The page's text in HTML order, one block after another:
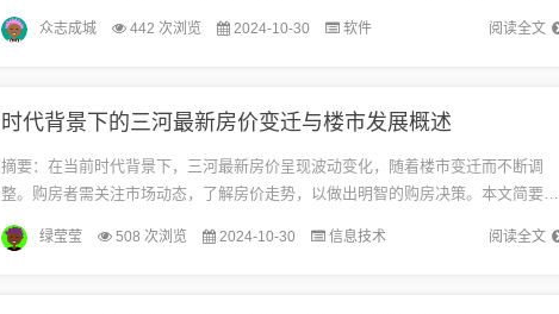
程加速，安陆房地产市场持续繁荣，房价上涨动力不减。关注市场动态和最新房
价...
阅读全文
众志成城 442 次浏览 2024-10-30 软件
时代背景下的三河最新房价变迁与楼市发展概述
摘要：在当前时代背景下，三河最新房价呈现波动变化，随着楼市变迁而不断调
整。购房者需关注市场动态，了解房价走势，以做出明智的购房决策。本文简要概
述了三河最新房价情况，反映了时代背景下楼市的变迁。背景概述部分可以增加更
多...
阅读全文
绿莹莹 508 次浏览 2024-10-30 信息技术